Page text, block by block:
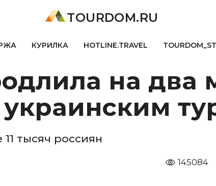
TOURDOM.RU
КУРИЛКА HOTLINE.TRAVEL
на два
тысяч россиян
145084